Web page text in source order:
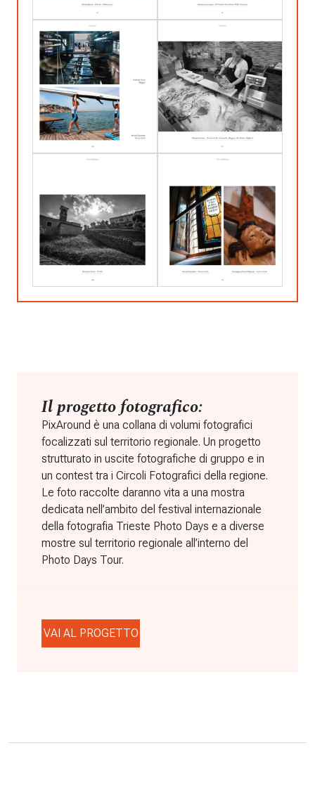
Il progetto fotografico:
PixAround è una collana di volumi fotografici
focalizzati sul territorio regionale. Un progetto
strutturato in uscite fotografiche di gruppo e in
un contest tra i Circoli Fotografici della regione.
Le foto raccolte daranno vita a una mostra
dedicata nell’ambito del festival internazionale
della fotografia Trieste Photo Days e a diverse
mostre sul territorio regionale all’interno del
Photo Days Tour.
VAI AL PROGETTO